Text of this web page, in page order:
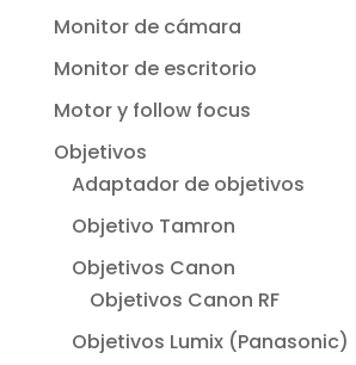
Monitor de cámara
Monitor de escritorio
Motor y follow focus
Objetivos
Adaptador de objetivos
Objetivo Tamron
Objetivos Canon
Objetivos Canon RF
Objetivos Lumix (Panasonic)